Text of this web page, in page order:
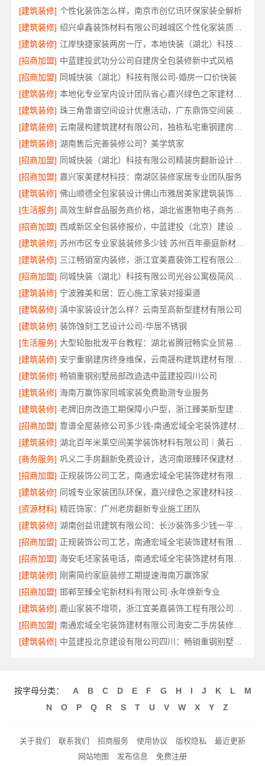
[建筑装修] 个性化装饰怎么样，南京市创亿讯环保家装全解析
[建筑装修]
绍兴卓鑫装饰材料有限公司越城区个性化家装质量有保障
[建筑装修]
[招商加盟] 中蓝建投武功分公司自建房全包装修新中式风格
[招商加盟] 同城快装（湖北）科技有限公司-婚房一口价快装
[建筑装修]
本地化专业室内设计团队省心嘉兴绿色之家建材科技有限公司
[建筑装修]
珠三角靠谱空间设计优惠活动，广东鼎饰空间装饰工程有限公司
[建筑装修]
[建筑装修] 湖南售后完善装修公司？美学筑家
[招商加盟]
同城快装（湖北）科技有限公司精装房翻新设计零增项
[招商加盟] 嘉兴家美建材科技：南湖区装修家居专业团队服务
[建筑装修]
佛山顺德全包家装设计佛山市雅居美家建筑装饰工程有限公司
[生活服务]
高效生鲜食品服务商价格，湖北省惠物电子商务有限公司透明报价
[招商加盟]
西咸新区全包装修报价，中蓝建投（北京）建设有限公司武功分公司透明报价
[建筑装修]
苏州市区专业家装装修多少钱 苏州百年豪庭新材料有限公司
[建筑装修]
三江畅销室内装修，浙江宜美嘉装饰工程有限公司品质保障
[招商加盟]
[建筑装修] 宁波雅美和居：匠心施工家装对接渠道
[建筑装修] 滇中家装设计怎么样？云南至高新型建材有限公司
[建筑装修] 装饰蚀刻工艺设计公司-华居不锈钢
[生活服务]
[建筑装修]
[建筑装修] 畅销重钢别墅局部改造选中蓝建投四川公司
[建筑装修] 海南万赢饰家同城家装免费勘测专业服务
[建筑装修]
老牌旧房改造工期保障小户型，浙江臻美新型建材有限公司
[招商加盟]
靠谱全屋装修公司多少钱-南通宏域全宅装饰建材有限公司报价
[建筑装修]
[商务服务]
巩义二手房翻新免费设计，选河南璟臻环保建材有限公司
[招商加盟]
[建筑装修]
[资源材料] 精匠饰家：广州老房翻新专业施工团队
[建筑装修]
湖南创益讯建筑有限公司：长沙装饰多少钱一平工期保障
[招商加盟]
[招商加盟]
[建筑装修] 刚需简约家庭装修工期提速海南万赢饰家
[招商加盟] 邯郸至臻全宅新材料有限公司·永年焕新专业
[建筑装修]
[招商加盟]
南通宏域全宅装饰建材有限公司海安二手房装修团队
[建筑装修]
中蓝建投北京建设有限公司四川：畅销重钢别墅局部改造服务
按字母分类： A B C D E F G H I J K L
M
N
O P Q R S T U V W X Y Z
关于我们 联系我们 招商服务 使用协议 版权隐私
最近更新
网站地图
发布信息 免费注册